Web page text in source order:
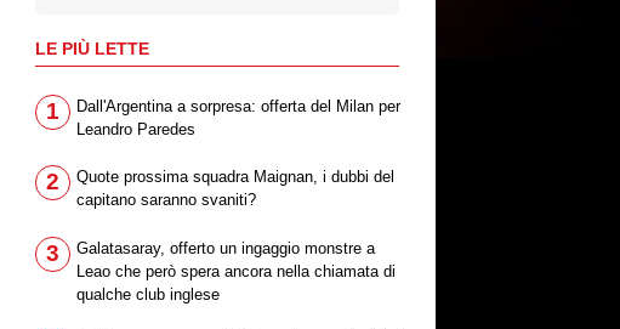
LE PIÙ LETTE
1
Dall'Argentina a sorpresa: offerta del Milan per
Leandro Paredes
2
Quote prossima squadra Maignan, i dubbi del
capitano saranno svaniti?
3
Galatasaray, offerto un ingaggio monstre a
Leao che però spera ancora nella chiamata di
qualche club inglese